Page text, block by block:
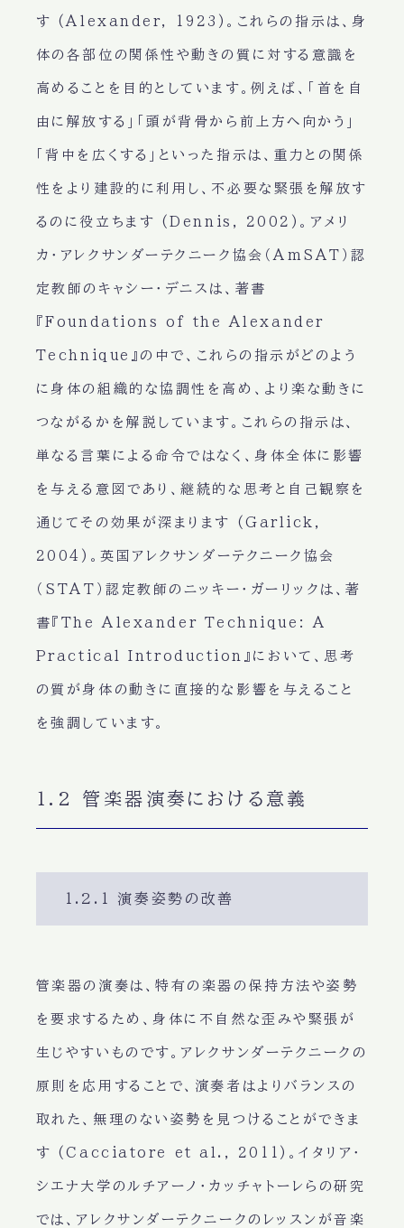
す (Alexander, 1923)。これらの指示は、身
体の各部位の関係性や動きの質に対する意識を
高めることを目的としています。例えば、「首を自
由に解放する」「頭が背骨から前上方へ向かう」
「背中を広くする」といった指示は、重力との関係
性をより建設的に利用し、不必要な緊張を解放す
るのに役立ちます (Dennis, 2002)。アメリ
カ・アレクサンダーテクニーク協会（AmSAT）認
定教師のキャシー・デニスは、著書
『Foundations of the Alexander
Technique』の中で、これらの指示がどのよう
に身体の組織的な協調性を高め、より楽な動きに
つながるかを解説しています。これらの指示は、
単なる言葉による命令ではなく、身体全体に影響
を与える意図であり、継続的な思考と自己観察を
通じてその効果が深まります (Garlick,
2004)。英国アレクサンダーテクニーク協会
（STAT）認定教師のニッキー・ガーリックは、著
書『The Alexander Technique: A
Practical Introduction』において、思考
の質が身体の動きに直接的な影響を与えること
を強調しています。
1.2 管楽器演奏における意義
1.2.1 演奏姿勢の改善
管楽器の演奏は、特有の楽器の保持方法や姿勢
を要求するため、身体に不自然な歪みや緊張が
生じやすいものです。アレクサンダーテクニークの
原則を応用することで、演奏者はよりバランスの
取れた、無理のない姿勢を見つけることができま
す (Cacciatore et al., 2011)。イタリア・
シエナ大学のルチアーノ・カッチャトーレらの研究
では、アレクサンダーテクニークのレッスンが音楽